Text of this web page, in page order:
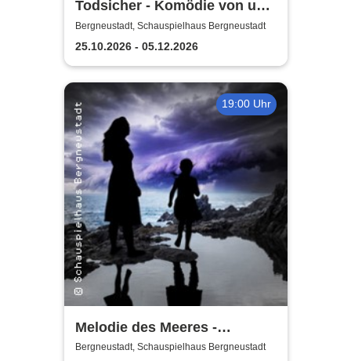
Todsicher - Komödie von und
mit Rita Winter
Bergneustadt, Schauspielhaus Bergneustadt
25.10.2026 - 05.12.2026
19:00 Uhr
Melodie des Meeres -
Schauspielhaus
Bergneustadt, Schauspielhaus Bergneustadt